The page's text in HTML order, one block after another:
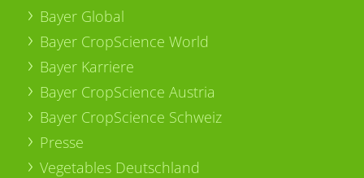
Bayer Global
Bayer CropScience World
Bayer Karriere
Bayer CropScience Austria
Bayer CropScience Schweiz
Presse
Vegetables Deutschland